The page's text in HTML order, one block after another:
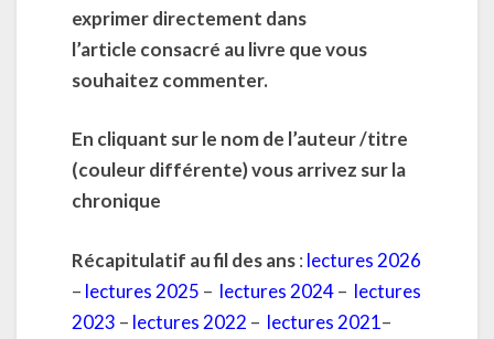
exprimer directement dans
l’article consacré au livre que vous
souhaitez commenter.
En cliquant sur le nom de l’auteur /titre
(couleur différente) vous arrivez sur la
chronique
Récapitulatif au fil des ans: lectures 2026
– lectures 2025 – lectures 2024– lectures
2023 – lectures 2022 – lectures 2021–